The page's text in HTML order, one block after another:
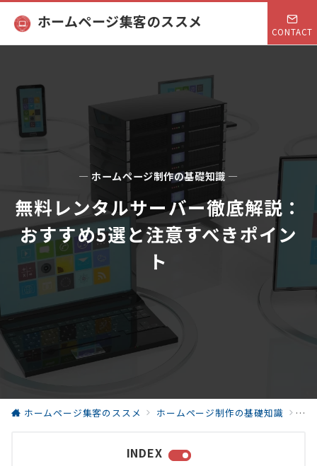
ホームページ集客のススメ
CONTACT
— ホームページ制作の基礎知識 —
無料レンタルサーバー徹底解説：
おすすめ5選と注意すべきポイン
ト
ホームページ集客のススメ ホームページ制作の基礎知識 無
INDEX